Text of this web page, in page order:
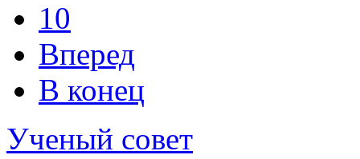
10
Вперед
В конец
Ученый совет